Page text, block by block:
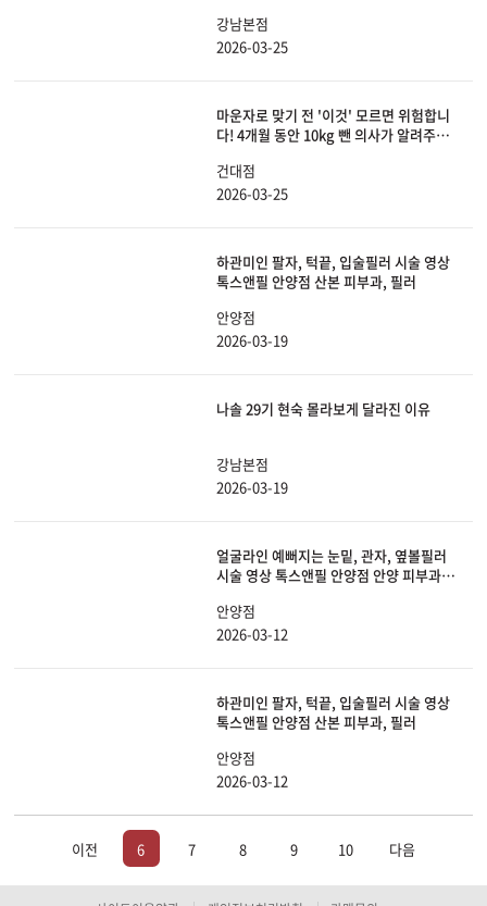
강남본점
2026-03-25
마운자로 맞기 전 '이것' 모르면 위험합니
다! 4개월 동안 10kg 뺀 의사가 알려주는
건대점
2026-03-25
하관미인 팔자, 턱끝, 입술필러 시술 영상
톡스앤필 안양점 산본 피부과, 필러
안양점
2026-03-19
나솔 29기 현숙 몰라보게 달라진 이유
강남본점
2026-03-19
얼굴라인 예뻐지는 눈밑, 관자, 옆볼필러
시술 영상 톡스앤필 안양점 안양 피부과,
안양점
2026-03-12
하관미인 팔자, 턱끝, 입술필러 시술 영상
톡스앤필 안양점 산본 피부과, 필러
안양점
2026-03-12
이전 6 7 8 9 10 다음